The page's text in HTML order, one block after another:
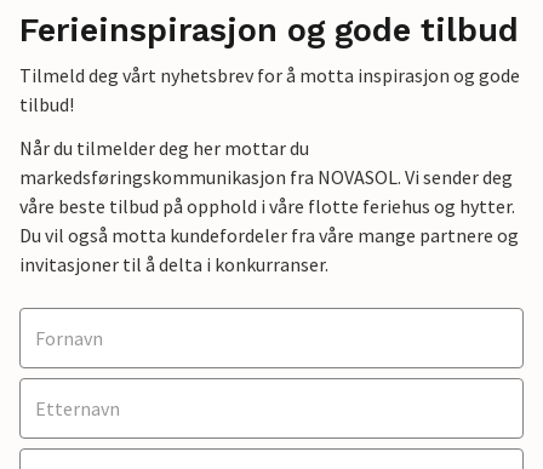
Ferieinspirasjon og gode tilbud
Tilmeld deg vårt nyhetsbrev for å motta inspirasjon og gode
tilbud!
Når du tilmelder deg her mottar du
markedsføringskommunikasjon fra NOVASOL. Vi sender deg
våre beste tilbud på opphold i våre flotte feriehus og hytter.
Du vil også motta kundefordeler fra våre mange partnere og
invitasjoner til å delta i konkurranser.